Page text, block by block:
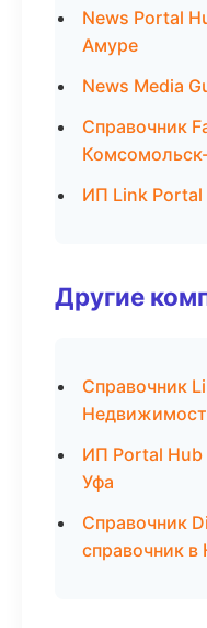
News Portal
Амуре
News Media
Справочник
ИП Link
Другие
Справочник
ИП Portal Hub
Уфа
Справочник
справочник в